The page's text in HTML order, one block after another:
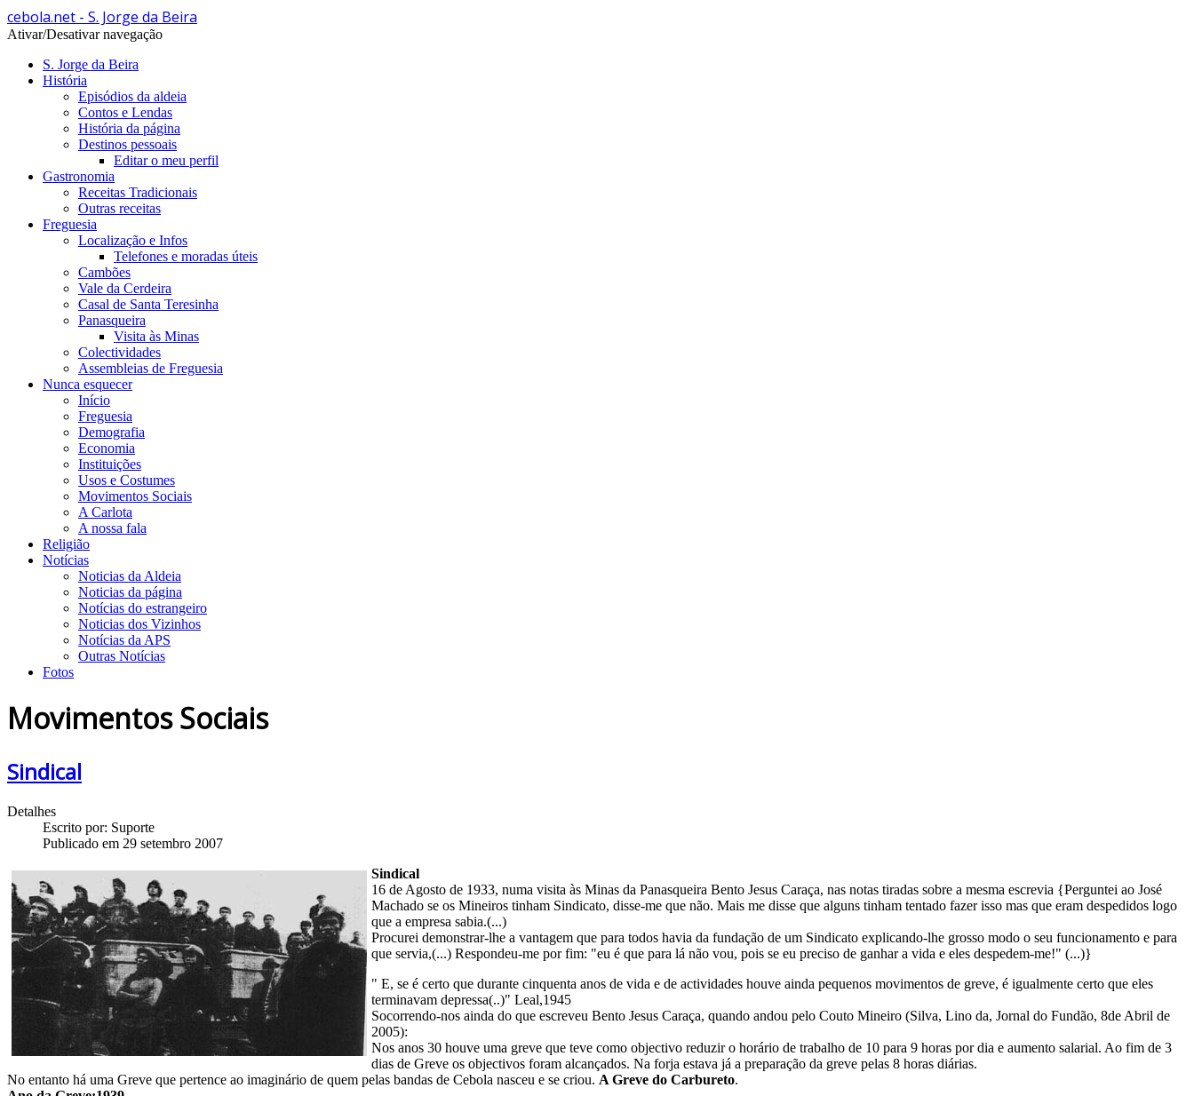
cebola.net - S. Jorge da Beira
Ativar/Desativar navegação
S. Jorge da Beira
História
Episódios da aldeia
Contos e Lendas
História da página
Destinos pessoais
Editar o meu perfil
Gastronomia
Receitas Tradicionais
Outras receitas
Freguesia
Localização e Infos
Telefones e moradas úteis
Cambões
Vale da Cerdeira
Casal de Santa Teresinha
Panasqueira
Visita às Minas
Colectividades
Assembleias de Freguesia
Nunca esquecer
Início
Freguesia
Demografia
Economia
Instituições
Usos e Costumes
Movimentos Sociais
A Carlota
A nossa fala
Religião
Notícias
Noticias da Aldeia
Noticias da página
Notícias do estrangeiro
Noticias dos Vizinhos
Notícias da APS
Outras Notícias
Fotos
Movimentos Sociais
Sindical
Detalhes
Escrito por: Suporte
Publicado em 29 setembro 2007
Sindical
16 de Agosto de 1933, numa visita às Minas da Panasqueira Bento Jesus Caraça, nas notas tiradas sobre a mesma escrevia {Perguntei ao José
Machado se os Mineiros tinham Sindicato, disse-me que não. Mais me disse que alguns tinham tentado fazer isso mas que eram despedidos logo
que a empresa sabia.(...)
Procurei demonstrar-lhe a vantagem que para todos havia da fundação de um Sindicato explicando-lhe grosso modo o seu funcionamento e para
que servia,(...) Respondeu-me por fim: "eu é que para lá não vou, pois se eu preciso de ganhar a vida e eles despedem-me!" (...)}
" E, se é certo que durante cinquenta anos de vida e de actividades houve ainda pequenos movimentos de greve, é igualmente certo que eles
terminavam depressa(..)" Leal,1945
Socorrendo-nos ainda do que escreveu Bento Jesus Caraça, quando andou pelo Couto Mineiro (Silva, Lino da, Jornal do Fundão, 8de Abril de
2005):
Nos anos 30 houve uma greve que teve como objectivo reduzir o horário de trabalho de 10 para 9 horas por dia e aumento salarial. Ao fim de 3
dias de Greve os objectivos foram alcançados. Na forja estava já a preparação da greve pelas 8 horas diárias.
No entanto há uma Greve que pertence ao imaginário de quem pelas bandas de Cebola nasceu e se criou. A Greve do Carbureto.